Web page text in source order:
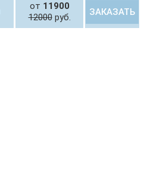
от 11900
12000руб.
ЗАКАЗАТЬ